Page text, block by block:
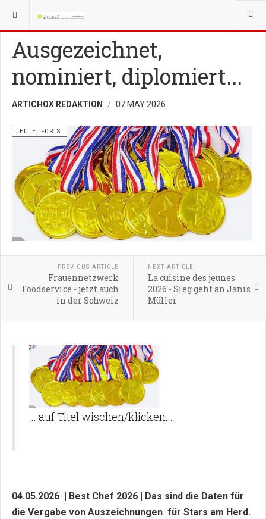
YOU ARE HERE:
Ausgezeichnet,
nominiert, diplomiert...
ARTICHOX REDAKTION 07 MAY 2026
LEUTE, FORTS.
PREVIOUS ARTICLE
Frauennetzwerk
Foodservice - jetzt auch
in der Schweiz
NEXT ARTICLE
La cuisine des jeunes
2026 - Sieg geht an Janis
Müller
...auf Titel wischen/klicken...
04.05.2026 | Best Chef 2026 | Das sind die Daten für
die Vergabe von Auszeichnungen für Stars am Herd.